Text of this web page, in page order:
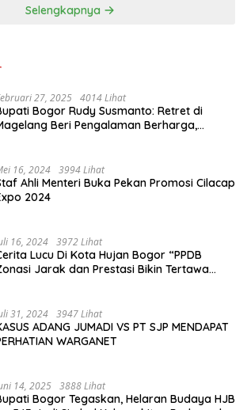
Selengkapnya
27, 2025 4014 Lihat
Bogor Rudy Susmanto: Retret di
Beri Pengalaman Berharga,
16, 2024 3994 Lihat
Ahli Menteri Buka Pekan Promosi Cilacap
2024
16, 2024 3972 Lihat
Lucu Di Kota Hujan Bogor “PPDB
Jarak dan Prestasi Bikin Tertawa
31, 2024 3947 Lihat
ADANG JUMADI VS PT SJP MENDAPAT
WARGANET
14, 2025 3888 Lihat
Bogor Tegaskan, Helaran Budaya HJB